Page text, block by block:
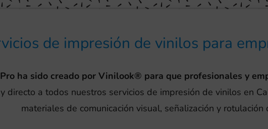
de impresión de vinilos para
ha sido creado por Vinilook® para que profesionales y
y directo a todos nuestros servicios de impresión de vinilos en
materiales de comunicación visual, señalización y rotulación